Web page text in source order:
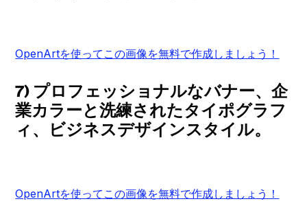
OpenArtを使ってこの画像を無料で作成しましょう！
7) プロフェッショナルなバナー、企
業カラーと洗練されたタイポグラフ
ィ、ビジネスデザインスタイル。
OpenArtを使ってこの画像を無料で作成しましょう！